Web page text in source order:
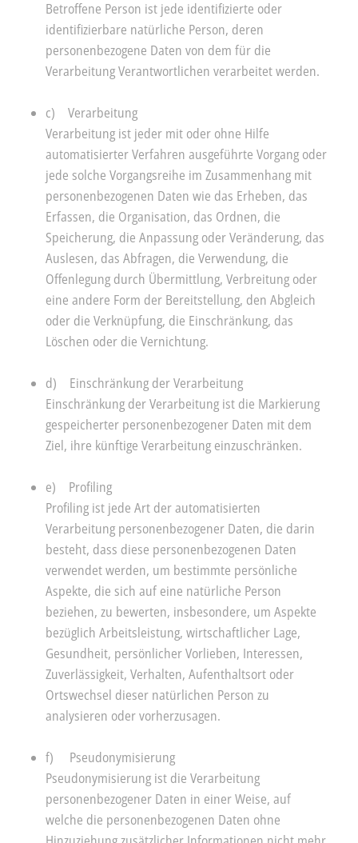
Betroffene Person ist jede identifizierte oder
identifizierbare natürliche Person, deren
personenbezogene Daten von dem für die
Verarbeitung Verantwortlichen verarbeitet werden.
c) Verarbeitung
Verarbeitung ist jeder mit oder ohne Hilfe
automatisierter Verfahren ausgeführte Vorgang oder
jede solche Vorgangsreihe im Zusammenhang mit
personenbezogenen Daten wie das Erheben, das
Erfassen, die Organisation, das Ordnen, die
Speicherung, die Anpassung oder Veränderung, das
Auslesen, das Abfragen, die Verwendung, die
Offenlegung durch Übermittlung, Verbreitung oder
eine andere Form der Bereitstellung, den Abgleich
oder die Verknüpfung, die Einschränkung, das
Löschen oder die Vernichtung.
d) Einschränkung der Verarbeitung
Einschränkung der Verarbeitung ist die Markierung
gespeicherter personenbezogener Daten mit dem
Ziel, ihre künftige Verarbeitung einzuschränken.
e) Profiling
Profiling ist jede Art der automatisierten
Verarbeitung personenbezogener Daten, die darin
besteht, dass diese personenbezogenen Daten
verwendet werden, um bestimmte persönliche
Aspekte, die sich auf eine natürliche Person
beziehen, zu bewerten, insbesondere, um Aspekte
bezüglich Arbeitsleistung, wirtschaftlicher Lage,
Gesundheit, persönlicher Vorlieben, Interessen,
Zuverlässigkeit, Verhalten, Aufenthaltsort oder
Ortswechsel dieser natürlichen Person zu
analysieren oder vorherzusagen.
f) Pseudonymisierung
Pseudonymisierung ist die Verarbeitung
personenbezogener Daten in einer Weise, auf
welche die personenbezogenen Daten ohne